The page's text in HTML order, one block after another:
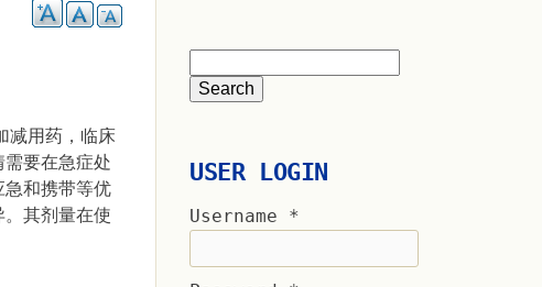
减用药，临床
要在急症处
和携带等优
其剂量在使
USER LOGIN
Username *